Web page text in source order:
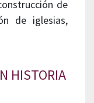
de
de iglesias,
HISTORIA